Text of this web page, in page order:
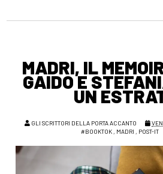
MADRI, IL
GAIDO E
UN
GLI SCRITTORI DELLA PORTA ACCANTO
#BOOKTOK , MADRI , POST-IT